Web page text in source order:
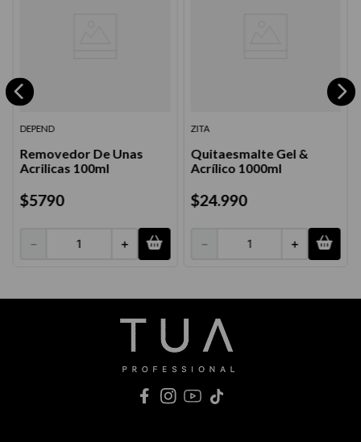
DEPEND
Removedor De Unas
Acrilicas 100ml
$5790
＋
－
ZITA
Quitaesmalte Gel &
Acrílico 1000ml
$24.990
＋
－